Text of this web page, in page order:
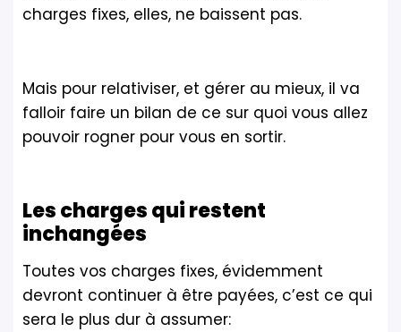
charges fixes, elles, ne baissent pas.
Mais pour relativiser, et gérer au mieux, il va
falloir faire un bilan de ce sur quoi vous allez
pouvoir rogner pour vous en sortir.
Les charges qui restent
inchangées
Toutes vos charges fixes, évidemment
devront continuer à être payées, c’est ce qui
sera le plus dur à assumer: